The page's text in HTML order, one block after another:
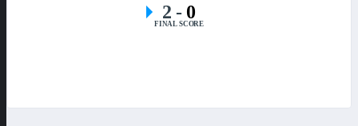
2- 0
FINAL SCORE